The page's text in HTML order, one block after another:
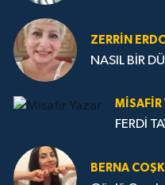
ZERRIN
NASIL BİR
MISAFIR
FERDİ
BERNA